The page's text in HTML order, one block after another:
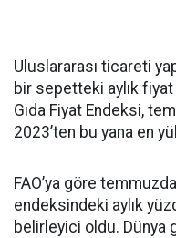
Uluslararası ticareti
bir sepetteki aylık
Gıda Fiyat Endeksi,
2023’ten bu yana en
FAO’ya göre
endeksindeki aylık
belirleyici oldu. Dünya